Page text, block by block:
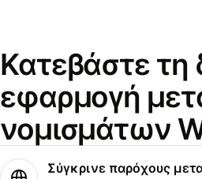
Κατεβάστε
εφαρμογή
νομισμάτων
Σύγκρινε παρόχους